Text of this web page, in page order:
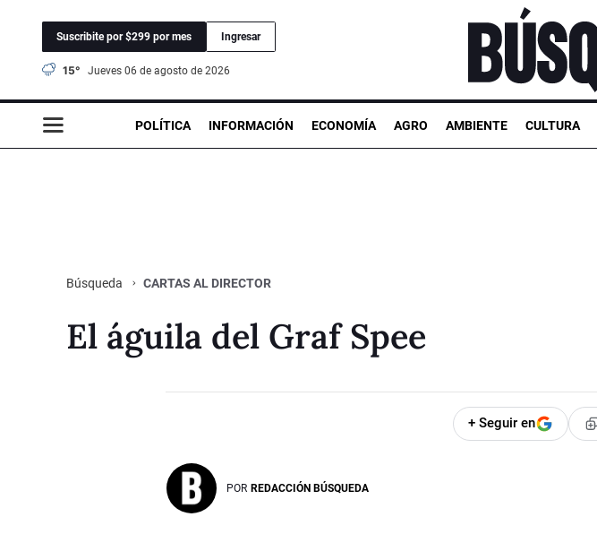
Suscribite por $299 por mes Ingresar
15° jueves 06 de agosto de 2026
POLÍTICA INFORMACIÓN ECONOMÍA AGRO AMBIENTE CULTURA
Búsqueda CARTAS AL DIRECTOR
El águila del Graf Spee
+ Seguir en
POR REDACCIÓN BÚSQUEDA